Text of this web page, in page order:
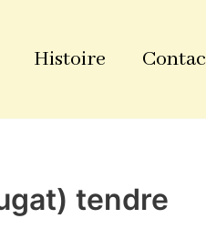
Histoire
tendre